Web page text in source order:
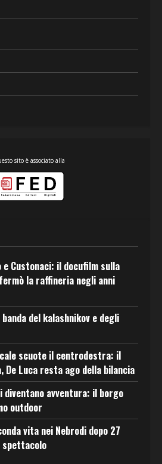
sito è associato alla
e Custonaci: il docufilm sulla
la raffineria negli anni
del kalashnikov e degli
scuote il centrodestra: il
De Luca resta ago della bilancia
diventano avventura: il borgo
outdoor
vita nei Nebrodi dopo 27
spettacolo